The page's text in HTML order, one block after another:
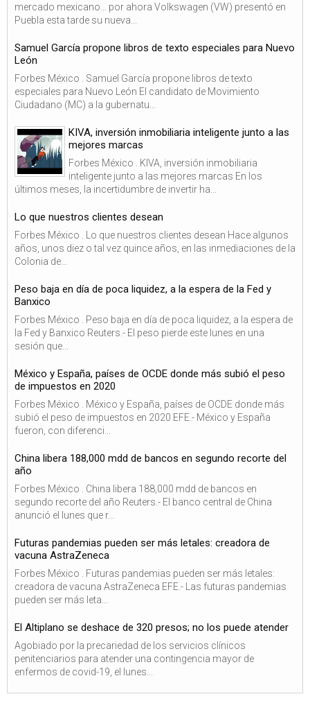
mercado mexicano… por ahora Volkswagen (VW) presentó en
Puebla esta tarde su nueva...
Samuel García propone libros de texto especiales para Nuevo
León
Forbes México . Samuel García propone libros de texto
especiales para Nuevo León El candidato de Movimiento
Ciudadano (MC) a la gubernatu...
KIVA, inversión inmobiliaria inteligente junto a las
mejores marcas
Forbes México . KIVA, inversión inmobiliaria
inteligente junto a las mejores marcas En los
últimos meses, la incertidumbre de invertir ha...
Lo que nuestros clientes desean
Forbes México . Lo que nuestros clientes desean Hace algunos
años, unos diez o tal vez quince años, en las inmediaciones de la
Colonia de...
Peso baja en día de poca liquidez, a la espera de la Fed y
Banxico
Forbes México . Peso baja en día de poca liquidez, a la espera de
la Fed y Banxico Reuters.- El peso pierde este lunes en una
sesión que...
México y España, países de OCDE donde más subió el peso
de impuestos en 2020
Forbes México . México y España, países de OCDE donde más
subió el peso de impuestos en 2020 EFE.- México y España
fueron, con diferenci...
China libera 188,000 mdd de bancos en segundo recorte del
año
Forbes México . China libera 188,000 mdd de bancos en
segundo recorte del año Reuters.- El banco central de China
anunció el lunes que r...
Futuras pandemias pueden ser más letales: creadora de
vacuna AstraZeneca
Forbes México . Futuras pandemias pueden ser más letales:
creadora de vacuna AstraZeneca EFE.- Las futuras pandemias
pueden ser más leta...
El Altiplano se deshace de 320 presos; no los puede atender
Agobiado por la precariedad de los servicios clínicos
penitenciarios para atender una contingencia mayor de
enfermos de covid-19, el lunes...